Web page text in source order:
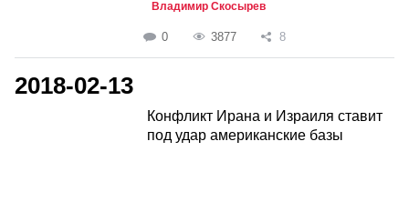
Владимир Скосырев
0 3877 8
2018-02-13
Конфликт Ирана и Израиля ставит
под удар американские базы